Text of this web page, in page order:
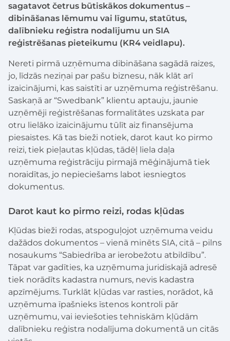
sagatavot četrus būtiskākos dokumentus –
dibināšanas lēmumu vai līgumu, statūtus,
dalībnieku reģistra nodalījumu un SIA
reģistrēšanas pieteikumu (KR4 veidlapu).
Nereti pirmā uzņēmuma dibināšana sagādā raizes,
jo, līdzās neziņai par pašu biznesu, nāk klāt arī
izaicinājumi, kas saistīti ar uzņēmuma reģistrēšanu.
Saskaņā ar “Swedbank” klientu aptauju, jaunie
uzņēmēji reģistrēšanas formalitātes uzskata par
otru lielāko izaicinājumu tūlīt aiz finansējuma
piesaistes. Kā tas bieži notiek, darot kaut ko pirmo
reizi, tiek pieļautas kļūdas, tādēļ liela daļa
uzņēmuma reģistrāciju pirmajā mēģinājumā tiek
noraidītas, jo nepieciešams labot iesniegtos
dokumentus.
Darot kaut ko pirmo reizi, rodas kļūdas
Kļūdas bieži rodas, atspoguļojot uzņēmuma veidu
dažādos dokumentos – vienā minēts SIA, citā – pilns
nosaukums “Sabiedrība ar ierobežotu atbildību”.
Tāpat var gadīties, ka uzņēmuma juridiskajā adresē
tiek norādīts kadastra numurs, nevis kadastra
apzīmējums. Turklāt kļūdas var rasties, norādot, kā
uzņēmuma īpašnieks īstenos kontroli pār
uzņēmumu, vai ieviešoties tehniskām kļūdām
dalībnieku reģistra nodalījuma dokumentā un citās